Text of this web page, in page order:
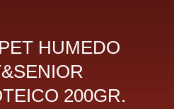
HUMEDO
200GR.